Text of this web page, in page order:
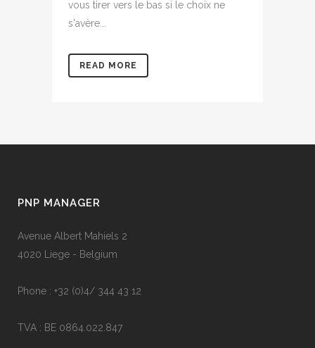
vous tirer vers le bas si le choix ne
s'avère...
READ MORE
PNP MANAGER
Avenue Albert Mahiels 2
4020 Liege - Belgium
Phone : +32 (0)4/ 344 43 12
TVA : BE 0864.022.847